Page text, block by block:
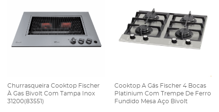
Churrasqueira Cooktop Fischer
À Gas Bivolt Com Tampa Inox
31200(83551)
Cooktop A Gás Fischer 4 Bocas
Platinium Com Trempe De Ferro
Fundido Mesa Aço Bivolt